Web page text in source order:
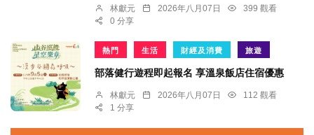
林獻元 2026年八月07日
399 觀看
0 分享
熱門 生活 財經及消費 旅遊
部落健行遊程即起報名 享溫泉飯店住宿優惠
林獻元 2026年八月07日
112 觀看
1 分享